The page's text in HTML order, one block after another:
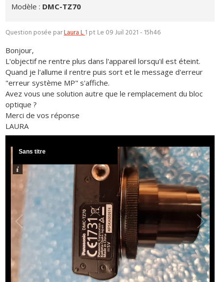
Modèle : DMC-TZ70
Question posée parLaura L1 pt Le 09 Juil 2021 - 15h46
Bonjour,
L'objectif ne rentre plus dans l'appareil lorsqu'il est éteint.
Quand je l'allume il rentre puis sort et le message d'erreur
"erreur système MP" s'affiche.
Avez vous une solution autre que le remplacement du bloc
optique ?
Merci de vos réponse
LAURA
Sans titre